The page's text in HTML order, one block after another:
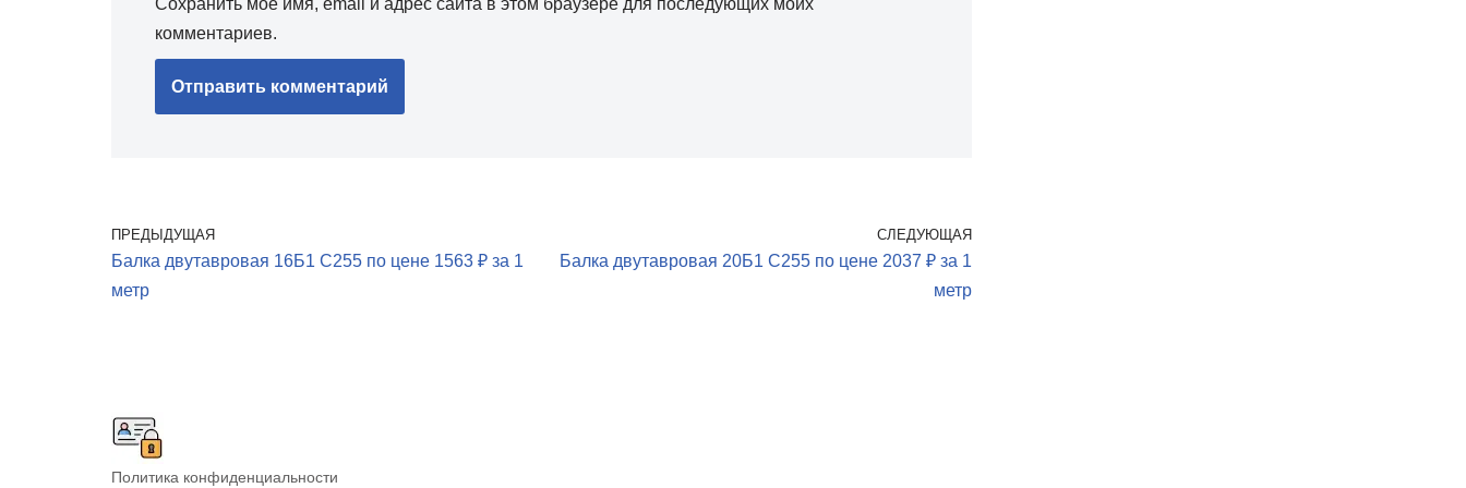
Сохранить моё имя, email и адрес сайта в этом браузере для последующих моих
комментариев.
ПРЕДЫДУЩАЯ
Балка двутавровая 16Б1 С255 по цене 1563 ₽ за 1
метр
СЛЕДУЮЩАЯ
Балка двутавровая 20Б1 С255 по цене 2037 ₽ за 1
метр
Политика конфиденциальности